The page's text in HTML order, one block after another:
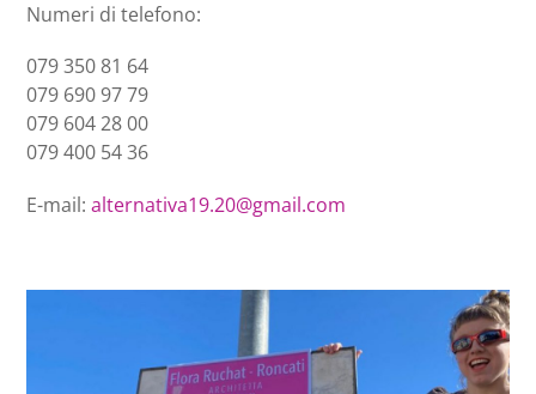
Numeri di telefono:
079 350 81 64
079 690 97 79
079 604 28 00
079 400 54 36
E-mail:alternativa19.20@gmail.com